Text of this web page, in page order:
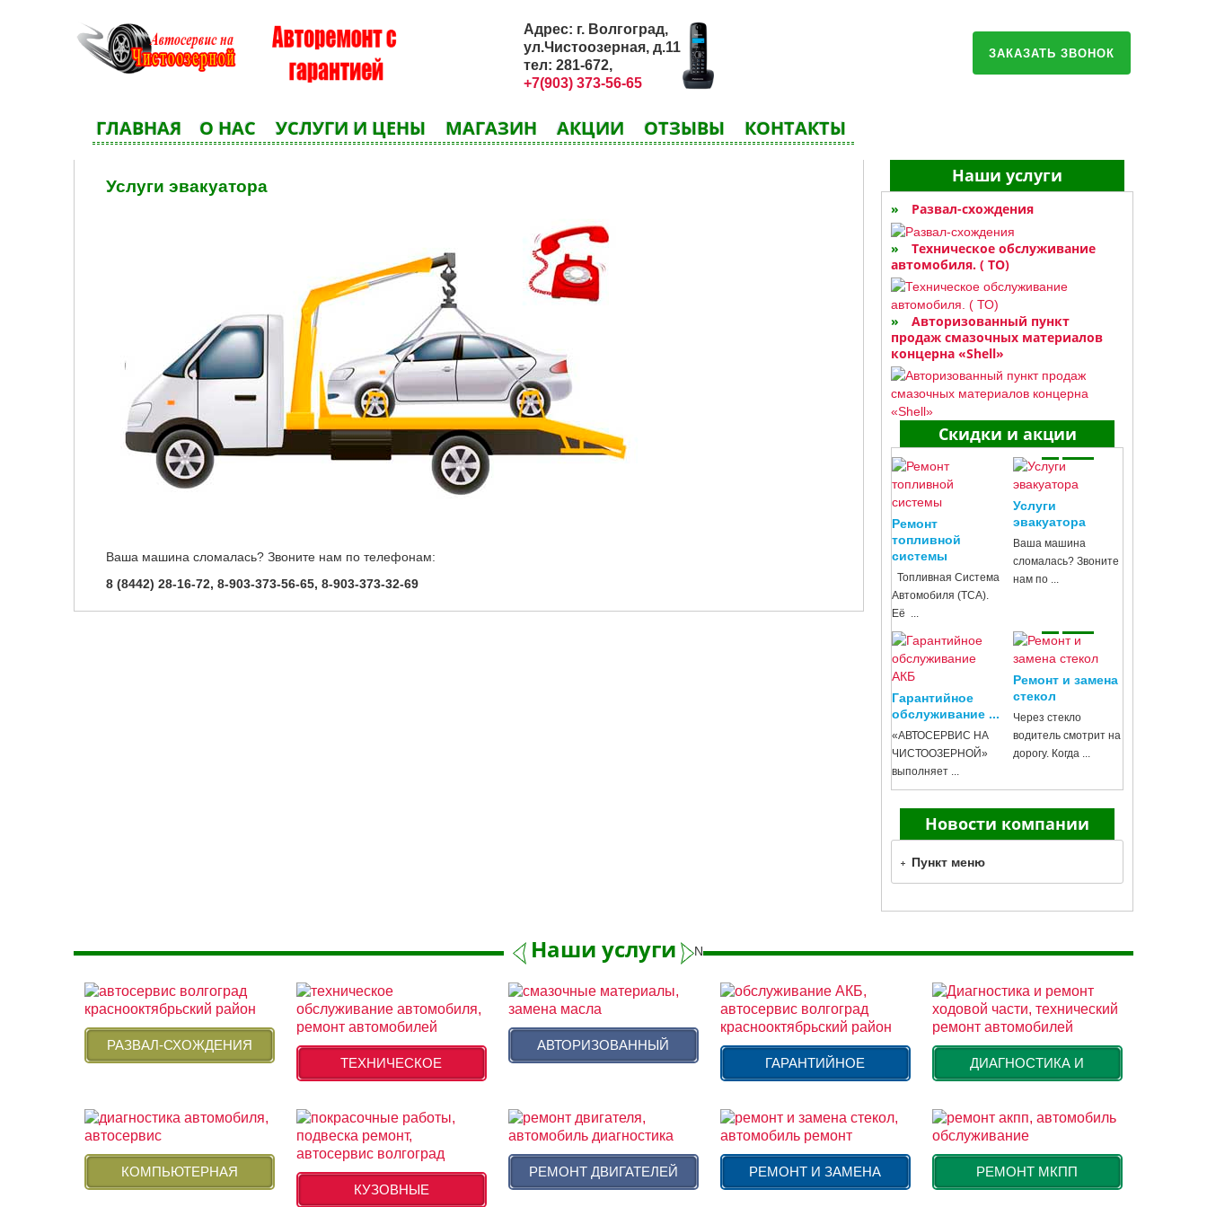
Адрес: г. Волгоград,
ул.Чистоозерная, д.11
тел: 281-672,
+7(903) 373-56-65
ЗАКАЗАТЬ ЗВОНОК
ГЛАВНАЯ О НАС УСЛУГИ И ЦЕНЫ МАГАЗИН АКЦИИ ОТЗЫВЫ КОНТАКТЫ
Услуги эвакуатора
Ваша машина сломалась? Звоните нам по телефонам:
8 (8442) 28-16-72, 8-903-373-56-65, 8-903-373-32-69
Наши услуги
Развал-схождения
Техническое обслуживание
автомобиля. ( ТО)
Авторизованный пункт
продаж смазочных материалов
концерна «Shell»
Скидки и акции
Ремонт
топливной
системы
Топливная Система
Автомобиля (ТСА).
Её ...
Услуги
эвакуатора
Ваша машина
сломалась? Звоните
нам по ...
Гарантийное
обслуживание ...
«АВТОСЕРВИС НА
ЧИСТООЗЕРНОЙ»
выполняет ...
Ремонт и замена
стекол
Через стекло
водитель смотрит на
дорогу. Когда ...
Новости компании
Пункт меню
Наши услуги Next
РАЗВАЛ-СХОЖДЕНИЯ
ТЕХНИЧЕСКОЕ
АВТОРИЗОВАННЫЙ
ГАРАНТИЙНОЕ
ДИАГНОСТИКА И
КОМПЬЮТЕРНАЯ
КУЗОВНЫЕ
РЕМОНТ ДВИГАТЕЛЕЙ РЕМОНТ И ЗАМЕНА РЕМОНТ МКПП